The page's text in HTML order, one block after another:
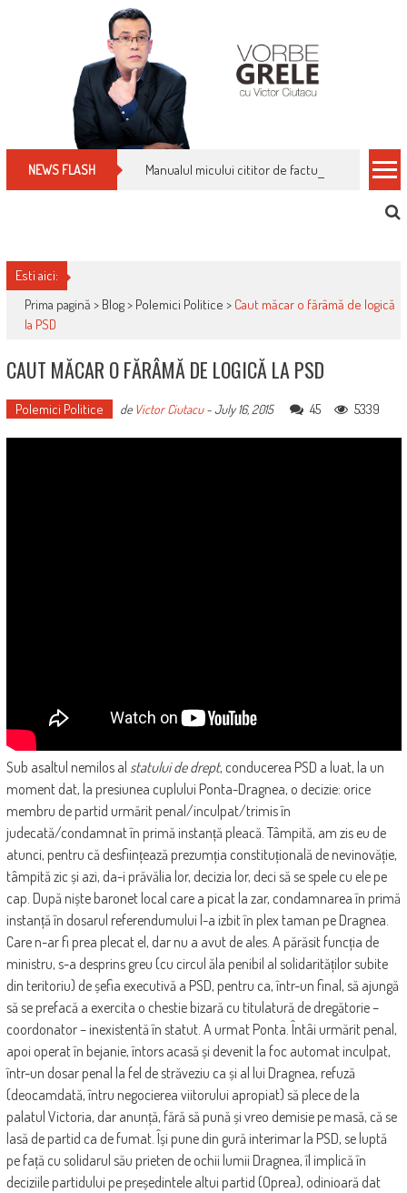
NEWS FLASH Manualul micului cititor de facturi: nu plăti
Esti aici:
Prima pagină > Blog> Polemici Politice > Caut măcar o fărâmă de logică
la PSD
CAUT MĂCAR O FĂRÂMĂ DE LOGICĂ LA PSD
Polemici Politice de Victor Ciutacu-July 16, 2015 45 5339
Sub asaltul nemilos al statului de drept, conducerea PSD a luat, la un
moment dat, la presiunea cuplului Ponta-Dragnea, o decizie: orice
membru de partid urmărit penal/inculpat/trimis în
judecată/condamnat în primă instanță pleacă. Tâmpită, am zis eu de
atunci, pentru că desființează prezumția constituțională de nevinovăție,
tâmpită zic și azi, da-i prăvălia lor, decizia lor, deci să se spele cu ele pe
cap. După niște baronet local care a picat la zar, condamnarea în primă
instanță în dosarul referendumului l-a izbit în plex taman pe Dragnea.
Care n-ar fi prea plecat el, dar nu a avut de ales. A părăsit funcția de
ministru, s-a desprins greu (cu circul ăla penibil al solidarităților subite
din teritoriu) de șefia executivă a PSD, pentru ca, într-un final, să ajungă
să se prefacă a exercita o chestie bizară cu titulatură de dregătorie –
coordonator – inexistentă în statut. A urmat Ponta. Întâi urmărit penal,
apoi operat în bejanie, întors acasă și devenit la foc automat inculpat,
într-un dosar penal la fel de străveziu ca și al lui Dragnea, refuză
(deocamdată, întru negocierea viitorului apropiat) să plece de la
palatul Victoria, dar anunță, fără să pună și vreo demisie pe masă, că se
lasă de partid ca de fumat. Își pune din gură interimar la PSD, se luptă
pe față cu solidarul său prieten de ochii lumii Dragnea, îl implică în
deciziile partidului pe președintele altui partid (Oprea), odinioară dat